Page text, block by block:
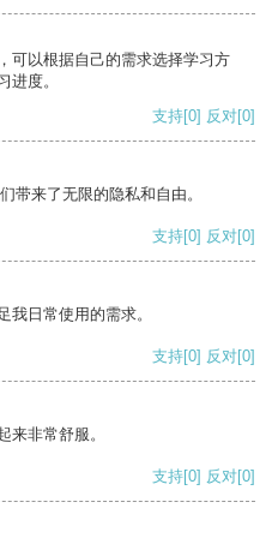
可以根据自己的需求选择学习方
进度。
支持[0] 反对[0]
带来了无限的隐私和自由。
支持[0] 反对[0]
我日常使用的需求。
支持[0] 反对[0]
来非常舒服。
支持[0] 反对[0]